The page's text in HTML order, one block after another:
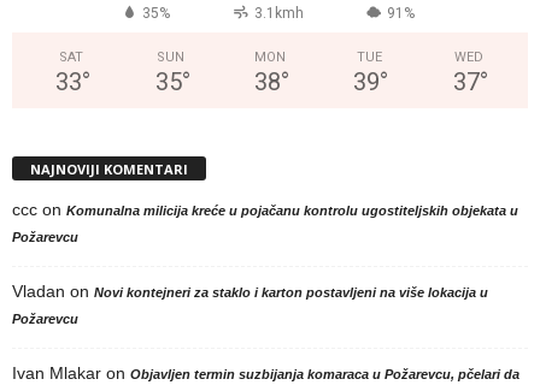
35% 3.1kmh 91%
SAT
33°
SUN
35°
MON
38°
TUE
39°
WED
37°
NAJNOVIJI KOMENTARI
ccc on Komunalna milicija kreće u pojačanu kontrolu ugostiteljskih objekata u
Požarevcu
Vladan on Novi kontejneri za staklo i karton postavljeni na više lokacija u
Požarevcu
Ivan Mlakar on Objavljen termin suzbijanja komaraca u Požarevcu, pčelari da